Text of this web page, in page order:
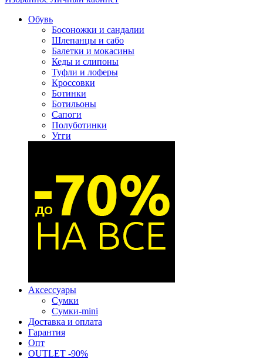
Обувь
Босоножки и сандалии
Шлепанцы и сабо
Балетки и мокасины
Кеды и слипоны
Туфли и лоферы
Кроссовки
Ботинки
Ботильоны
Сапоги
Полуботинки
Угги
Аксессуары
Сумки
Сумки-mini
Доставка и оплата
Гарантия
Опт
OUTLET -90%